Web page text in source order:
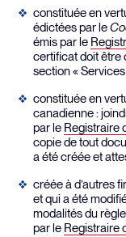
constituée en
édictées par le
émis par le
certificat doit être
section «
constituée en
canadienne :
par le Registraire
copie de tout
a été créée et
créée à d’autres
et qui a été
modalités du
par le Registraire